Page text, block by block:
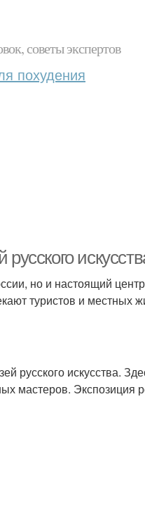
советы экспертов
похудения
но и настоящий
туристов и местных
русского искусства.
мастеров. Экспозиция